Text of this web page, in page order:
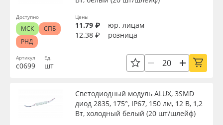
Доставка
Оплата
Инструкции
Самоклеящиеся плёнки
Листовые материалы
Чернила
Мобильные конструкции и POS-материалы
Развернуть (2)
Артикул
с0699
Ед.
шт
Цены
11.79 ₽
юр. лицам
12.38 ₽
розница
Доступно
МСК
СПБ
РНД
Светодиодный модуль ALUX, 3SMD
диод 2835, 175°, IP67, 150 лм, 12 В, 1,2
Вт, холодный белый (20 шт/шлейф)